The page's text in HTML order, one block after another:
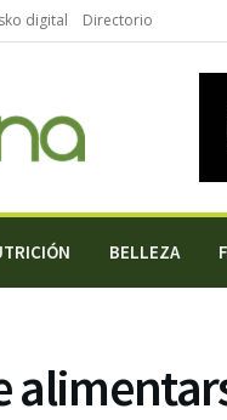
digital Directorio
BELLEZA